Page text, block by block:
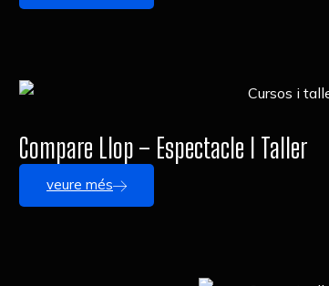
Compare Llop – Espectacle I Taller
veure més